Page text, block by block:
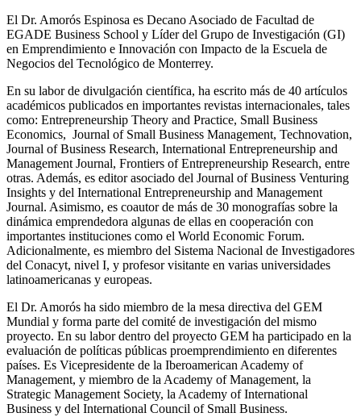
El Dr. Amorós Espinosa es Decano Asociado de Facultad de
EGADE Business School y Líder del Grupo de Investigación (GI)
en Emprendimiento e Innovación con Impacto de la Escuela de
Negocios del Tecnológico de Monterrey.
En su labor de divulgación científica, ha escrito más de 40 artículos
académicos publicados en importantes revistas internacionales, tales
como: Entrepreneurship Theory and Practice, Small Business
Economics, Journal of Small Business Management, Technovation,
Journal of Business Research, International Entrepreneurship and
Management Journal, Frontiers of Entrepreneurship Research, entre
otras. Además, es editor asociado del Journal of Business Venturing
Insights y del International Entrepreneurship and Management
Journal. Asimismo, es coautor de más de 30 monografías sobre la
dinámica emprendedora algunas de ellas en cooperación con
importantes instituciones como el World Economic Forum.
Adicionalmente, es miembro del Sistema Nacional de Investigadores
del Conacyt, nivel I, y profesor visitante en varias universidades
latinoamericanas y europeas.
El Dr. Amorós ha sido miembro de la mesa directiva del GEM
Mundial y forma parte del comité de investigación del mismo
proyecto. En su labor dentro del proyecto GEM ha participado en la
evaluación de políticas públicas proemprendimiento en diferentes
países. Es Vicepresidente de la Iberoamerican Academy of
Management, y miembro de la Academy of Management, la
Strategic Management Society, la Academy of International
Business y del International Council of Small Business.